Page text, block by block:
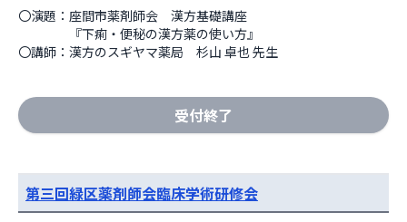
〇演題：座間市薬剤師会　漢方基礎講座
『下痢・便秘の漢方薬の使い方』
〇講師：漢方のスギヤマ薬局　杉山 卓也 先生
受付終了
第三回緑区薬剤師会臨床学術研修会